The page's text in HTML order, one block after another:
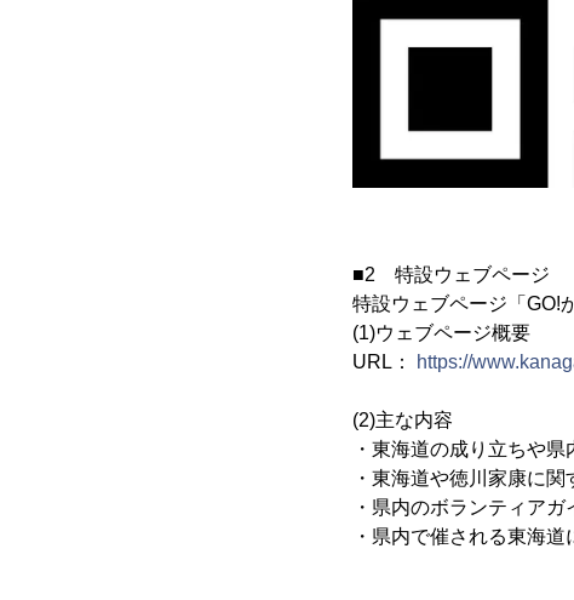
■2 特設ウェブページ
特設ウェブページ「GO!
(1)ウェブページ概要
URL：
https://
(2)主な内容
・東海道の成り立ちや
・東海道や徳川家康に
・県内のボランティア
・県内で催される東海